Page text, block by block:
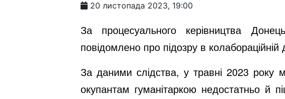
20 листопада 2023, 19:00
За процесуального керівництва
повідомлено про підозру в
За даними слідства, у травні 2023 року
окупантам гуманітаркою недостатньо й